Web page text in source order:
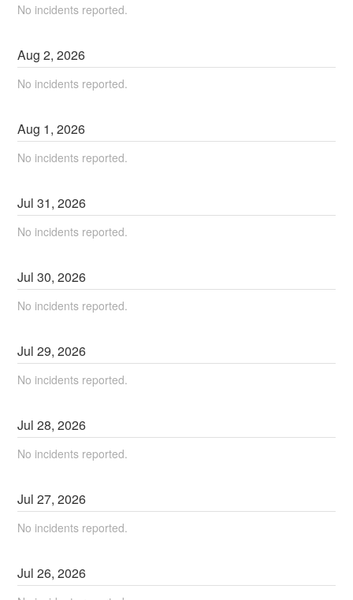
No incidents reported.
Aug2,2026
No incidents reported.
Aug 1,2026
No incidents reported.
Jul31,2026
No incidents reported.
Jul30,2026
No incidents reported.
Jul29,2026
No incidents reported.
Jul28,2026
No incidents reported.
Jul27,2026
No incidents reported.
Jul26,2026